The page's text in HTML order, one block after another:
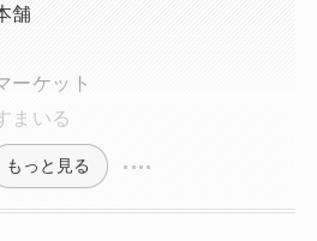
舗
ーケット
まいる
もっと見る